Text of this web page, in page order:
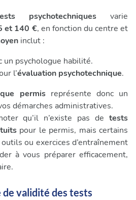
psychotechniques varie
et 140 €, en fonction du centre et
inclut :
un psychologue habilité.
l’évaluation psychotechnique.
permisreprésente donc un
démarches administratives.
qu’il n’existe pas de tests
pour le permis, mais certains
ou exercices d’entraînement
à vous préparer efficacement,
validité des tests